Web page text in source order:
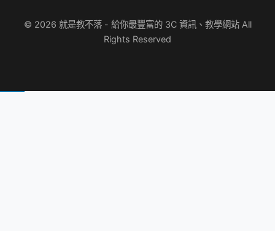
© 2026 就是教不落 - 給你最豐富的 3C 資訊、教學網站 All
Rights Reserved